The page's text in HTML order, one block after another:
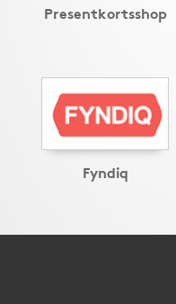
Presentkortsshop
Fyndiq